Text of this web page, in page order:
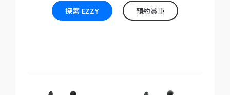
探索 EZZY 預約賞車